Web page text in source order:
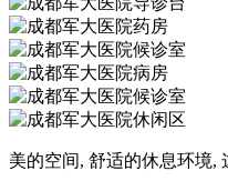
美的空间, 舒适的休息环境,